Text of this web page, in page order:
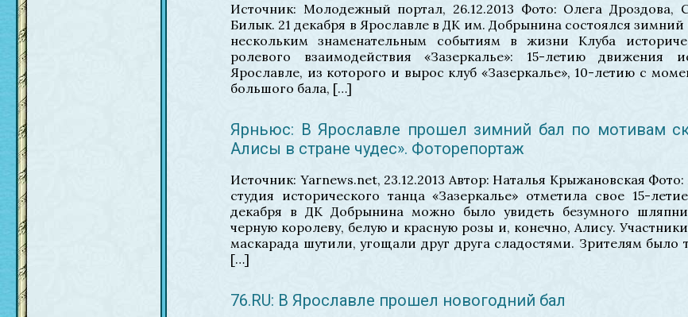
Источник: Молодежный портал, 26.12.2013 Фото: Олега Дроздова,
Билык. 21 декабря в Ярославле в ДК им. Добрынина состоялся
нескольким знаменательным событиям в жизни Клуба
ролевого взаимодействия «Зазеркалье»: 15-летию движения
Ярославле, из которого и вырос клуб «Зазеркалье», 10-летию с
большого бала, […]
Ярньюс: В Ярославле прошел зимний бал по мотивам
Алисы в стране чудес». Фоторепортаж
Источник: Yarnews.net, 23.12.2013 Автор: Наталья Крыжановская
студия исторического танца «Зазеркалье» отметила свое 15-
декабря в ДК Добрынина можно было увидеть безумного
черную королеву, белую и красную розы и, конечно, Алису.
маскарада шутили, угощали друг друга сладостями. Зрителям было
[…]
76.RU: В Ярославле прошел новогодний бал